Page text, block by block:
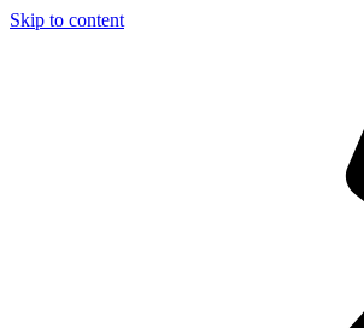
Skip to content